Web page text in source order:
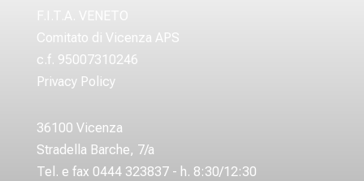
F.I.T.A. VENETO
Comitato di Vicenza APS
c.f. 95007310246
Privacy Policy
36100 Vicenza
Stradella Barche, 7/a
Tel. e fax 0444 323837 - h. 8:30/12:30